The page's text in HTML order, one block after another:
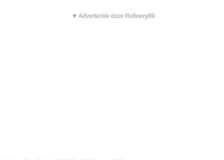
▼ Advertentie door Refinery89